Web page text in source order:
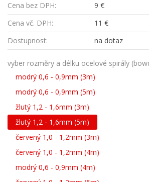
Cena bez DPH:
9 €
Cena vč. DPH:
11 €
Dostupnost:
na dotaz
vyber rozměry a délku ocelové spirály
modrý 0,6 - 0,9mm (3m)
modrý 0,6 - 0,9mm (5m)
žlutý 1,2 - 1,6mm (3m)
žlutý 1,2 - 1,6mm (5m)
červený 1,0 - 1,2mm (3m)
červený 1,0 - 1,2mm (4m)
modrý 0,6 - 0,9mm (4m)